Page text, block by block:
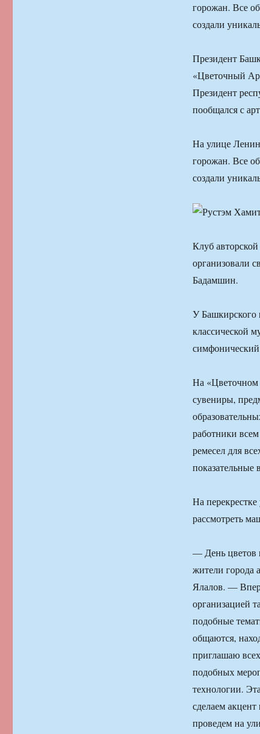
горожан. Все
создали
Президент
«Цветочный
Президент
пообщался с
На улице
горожан. Все
создали
Клуб
организовали
Бадамшин.
У Башкирского
классической
симфонический
На «Цветочном
сувениры,
работники
ремесел для
показательные
На
рассмотреть
— День цветов
жители города
Ялалов. —
организацией
подобные
общаются,
приглашаю
подобных
технологии.
сделаем
проведем на